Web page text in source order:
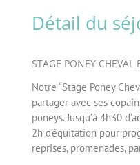
Détail du
STAGE PONEY CHEVAL
Notre “Stage Poney
partager avec ses
poneys. Jusqu’à 4h30
2h d’équitation pour
reprises, promenades,